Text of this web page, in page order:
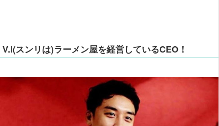
V.I(スンリは)ラーメン屋を経営しているCEO！